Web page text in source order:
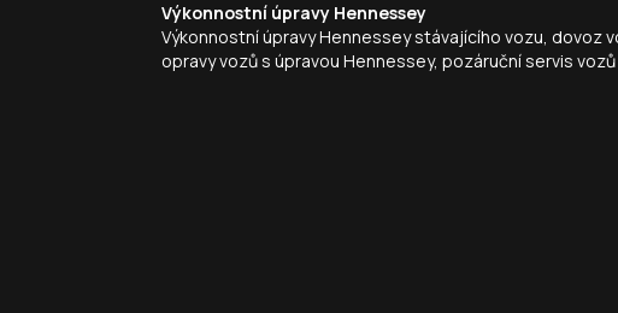
Výkonnostní úpravy Hennessey
Výkonnostní úpravy Hennessey stávajícího vozu, dovoz
opravy vozů s úpravou Hennessey, pozáruční servis